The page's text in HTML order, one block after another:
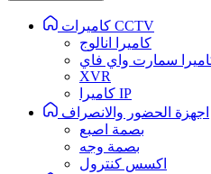
كاميرات CCTV
كاميرا انالوج
سمارت واي فاي
XVR
كاميرا IP
اجهزة الحضور والانصراف
بصمة اصبع
بصمة وجه
اكسس كنترول